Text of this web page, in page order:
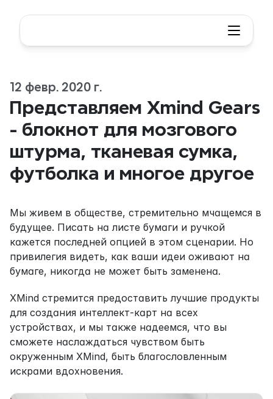
12 февр. 2020 г.
Представляем Xmind Gears
- блокнот для мозгового
штурма, тканевая сумка,
футболка и многое другое
Мы живем в обществе, стремительно мчащемся в
будущее. Писать на листе бумаги и ручкой
кажется последней опцией в этом сценарии. Но
привилегия видеть, как ваши идеи оживают на
бумаге, никогда не может быть заменена.
XMind стремится предоставить лучшие продукты
для создания интеллект-карт на всех
устройствах, и мы также надеемся, что вы
сможете наслаждаться чувством быть
окруженным XMind, быть благословленным
искрами вдохновения.